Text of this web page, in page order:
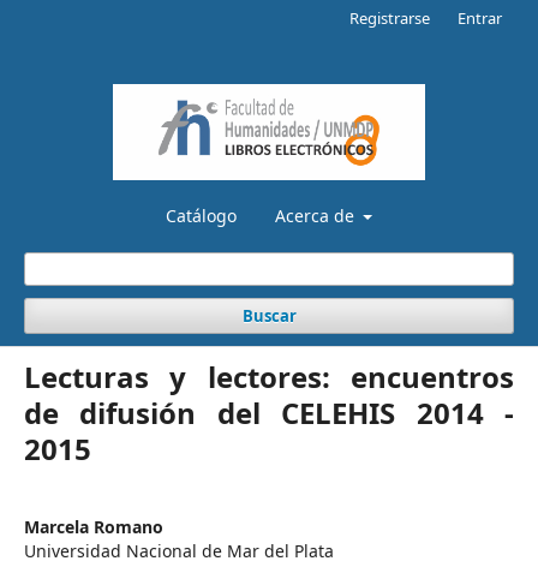
Catálogo Acerca de
Buscar
Registrarse Entrar
Lecturas y lectores: encuentros
de difusión del CELEHIS 2014 -
2015
Marcela Romano
Universidad Nacional de Mar del Plata